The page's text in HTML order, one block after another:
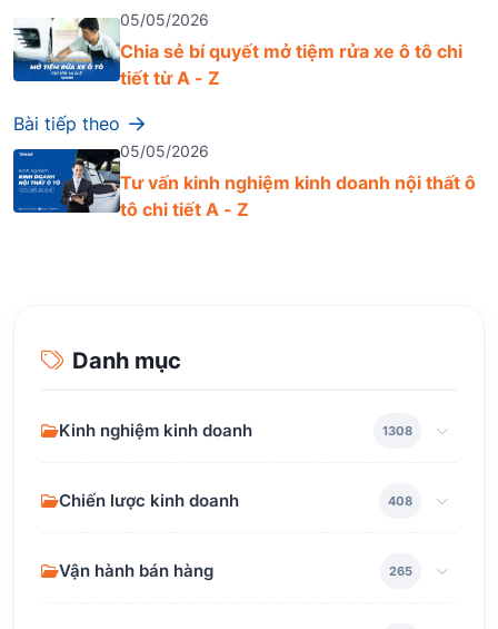
05/05/2026
Chia sẻ bí quyết mở tiệm rửa xe ô tô chi
tiết từ A - Z
Bài tiếp theo
05/05/2026
Tư vấn kinh nghiệm kinh doanh nội thất ô
tô chi tiết A - Z
Danh mục
Kinh nghiệm kinh doanh 1308
Chiến lược kinh doanh 408
Vận hành bán hàng 265